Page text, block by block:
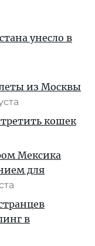
унесло в
из Москвы
кошек
Мексика
для
в